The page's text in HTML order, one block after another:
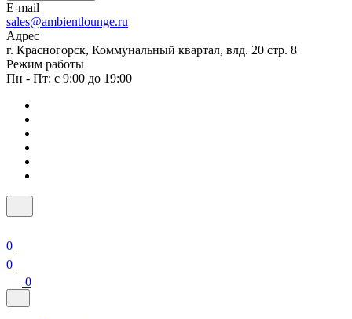
E-mail
sales@ambientlounge.ru
Адрес
г. Красногорск, Коммунальный квартал, влд. 20 стр. 8
Режим работы
Пн - Пт: с 9:00 до 19:00
0
0
0